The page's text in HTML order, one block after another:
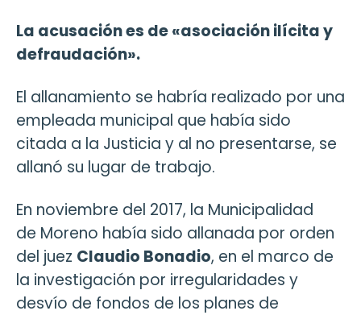
La acusación es de «asociación ilícita y
defraudación».
El allanamiento se habría realizado por una
empleada municipal que había sido
citada a la Justicia y al no presentarse, se
allanó su lugar de trabajo.
En noviembre del 2017, la Municipalidad
de Moreno había sido allanada por orden
del juez Claudio Bonadio, en el marco de
la investigación por irregularidades y
desvío de fondos de los planes de